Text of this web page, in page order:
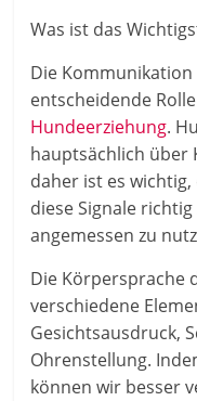
Was ist das
Die
entscheidende
Hundeerziehung.
hauptsächlich über
daher ist es
diese Signale
angemessen zu
Die Körpersprache
verschiedene
Gesichtsausdruck,
Ohrenstellung.
können wir besser